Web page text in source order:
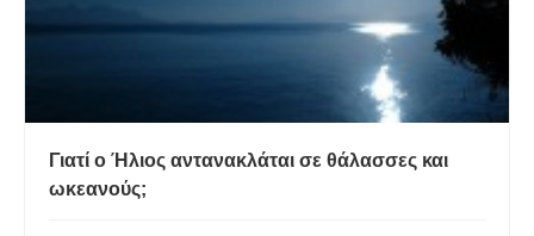
Γιατί ο Ήλιος αντανακλάται σε θάλασσες και
ωκεανούς;